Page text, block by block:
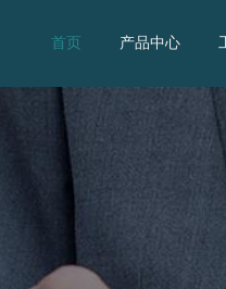
首页 产品中心